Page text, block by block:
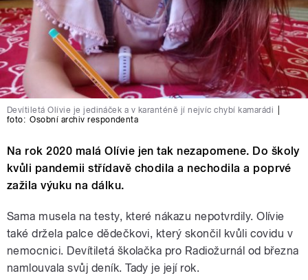
Devítiletá Olívie je jedináček a v karanténě jí nejvíc chybí kamarádi
foto: Osobní archiv respondenta
Na rok 2020 malá Olívie jen tak nezapomene. Do školy
kvůli pandemii střídavě chodila a nechodila a poprvé
zažila výuku na dálku.
Sama musela na testy, které nákazu nepotvrdily. Olívie
také držela palce dědečkovi, který skončil kvůli covidu v
nemocnici. Devítiletá školačka pro Radiožurnál od března
namlouvala svůj deník. Tady je její rok.